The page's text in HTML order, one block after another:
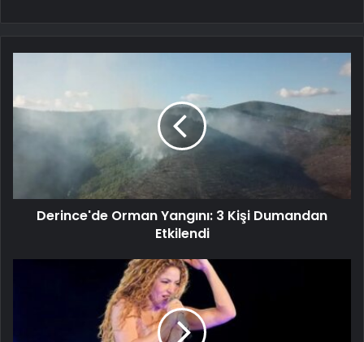
Derince'de Orman Yangını: 3 Kişi Dumandan
Etkilendi